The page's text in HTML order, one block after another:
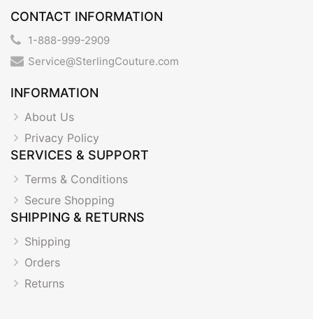
CONTACT INFORMATION
1-888-999-2909
Service@SterlingCouture.com
INFORMATION
About Us
Privacy Policy
SERVICES & SUPPORT
Terms & Conditions
Secure Shopping
SHIPPING & RETURNS
Shipping
Orders
Returns